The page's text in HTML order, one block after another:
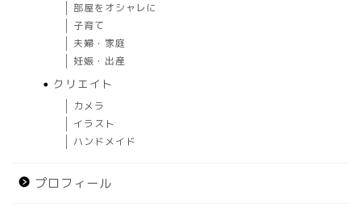
部屋をオシャレに
子育て
夫婦・家庭
妊娠・出産
クリエイト
カメラ
イラスト
ハンドメイド
プロフィール